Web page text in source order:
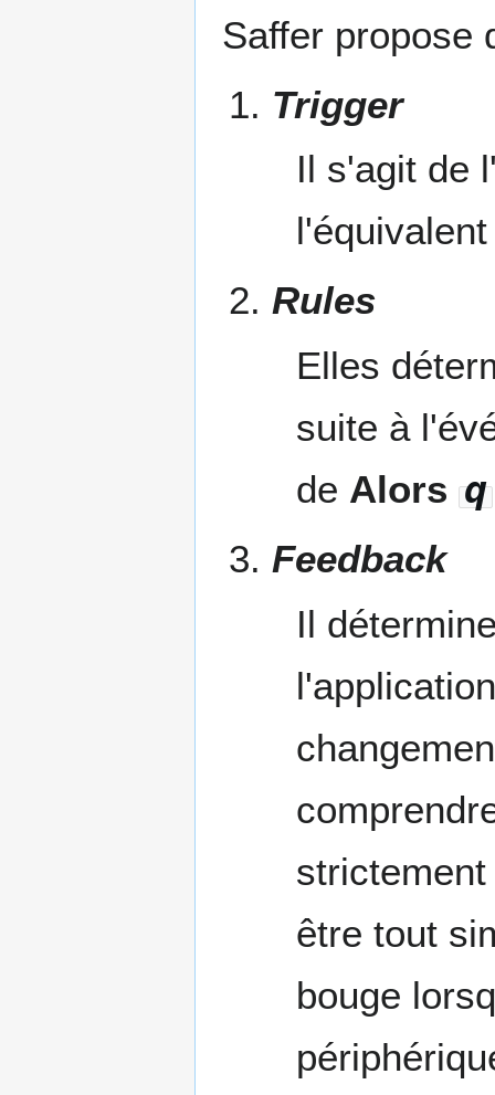
Saffer propose
Trigger
Il s'agit de
Rules
Elles
suite à
de Alorsq
Feedback
Il
être tout
bouge